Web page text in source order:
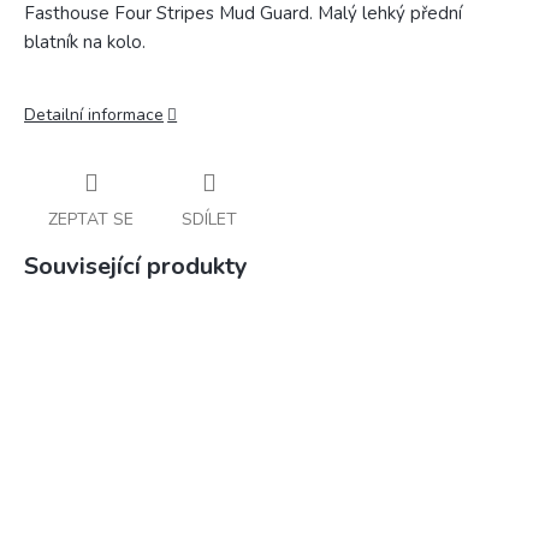
Fasthouse Four Stripes Mud Guard. Malý lehký přední
blatník na kolo.
Detailní informace
ZEPTAT SE SDÍLET
Související produkty